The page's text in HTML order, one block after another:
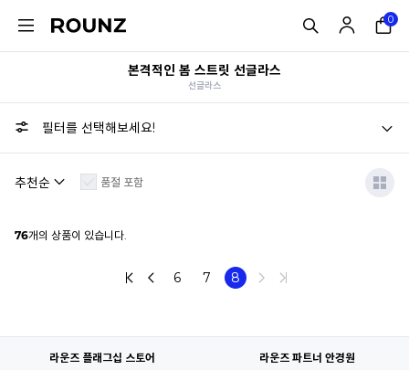
0
본격적인 봄 스트릿 선글라스
선글라스
필터를 선택해보세요!
품절 포함
76개의 상품이 있습니다.
6 7 8
라운즈 플래그십 스토어 라운즈 파트너 안경원